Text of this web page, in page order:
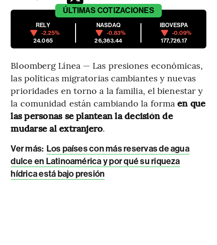
ÚLTIMAS COTIZACIONES
RELY
-2.25%
24.065
NASDAQ
-0.83%
26,363.44
IBOVESPA
-0.09%
177,726.17
Bloomberg Línea — Las presiones económicas,
las políticas migratorias cambiantes y nuevas
prioridades en torno a la familia, el bienestar y
la comunidad están cambiando la formaen que
las personas se plantean la decisión de
mudarse al extranjero.
Ver más: Los países con más reservas de agua
dulce en Latinoamérica y por qué su riqueza
hídrica está bajo presión